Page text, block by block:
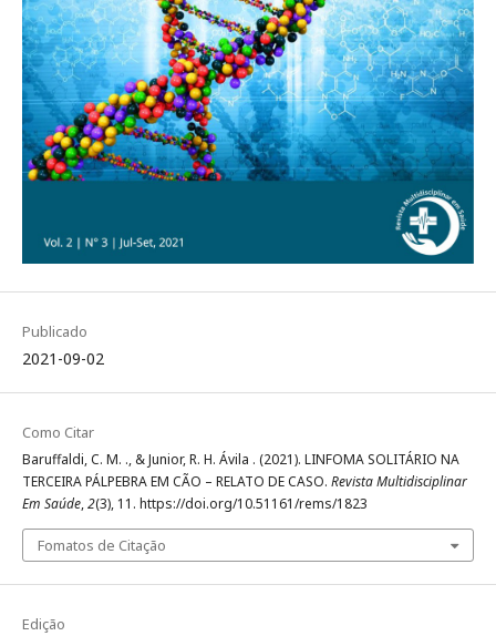
Publicado
2021-09-02
Como Citar
Baruffaldi, C. M. ., & Junior, R. H. Ávila . (2021). LINFOMA SOLITÁRIO NA
TERCEIRA PÁLPEBRA EM CÃO – RELATO DE CASO. Revista Multidisciplinar
Em Saúde,2(3), 11. https://doi.org/10.51161/rems/1823
Fomatos de Citação
Edição